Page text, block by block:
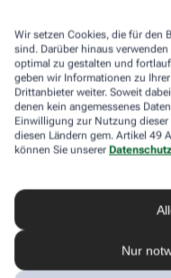
Wir setzen Cookies, die für den
sind. Darüber hinaus
optimal zu gestalten und
geben wir Informationen zu
Drittanbieter weiter. Soweit
denen kein angemessenes
Einwilligung zur Nutzung dieser
diesen Ländern gem. Artikel 49
können Sie unserer
Nur